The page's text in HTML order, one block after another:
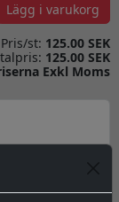
Lägg i varukorg
Pris/st: 125.00 SEK
125.00 SEK
Exkl Moms